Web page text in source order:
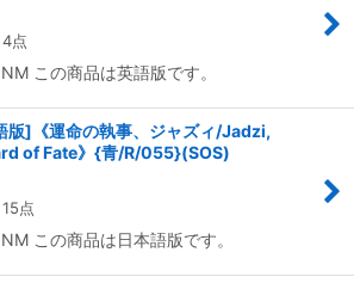
点
この商品は英語版です。
版]《運命の執事、ジャズィ/Jadzi,
of Fate》{青/R/055}(SOS)
点
この商品は日本語版です。